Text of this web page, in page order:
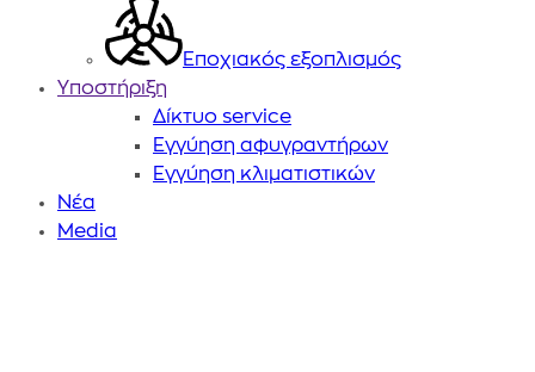
Εποχιακός εξοπλισμός
Υποστήριξη
Δίκτυο service
Εγγύηση αφυγραντήρων
Εγγύηση κλιματιστικών
Nέα
Media